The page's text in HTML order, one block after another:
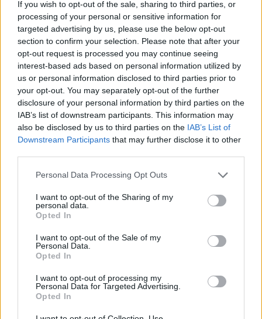
If you wish to opt-out of the sale, sharing to third parties, or
processing of your personal or sensitive information for
targeted advertising by us, please use the below opt-out
section to confirm your selection. Please note that after your
opt-out request is processed you may continue seeing
interest-based ads based on personal information utilized by
us or personal information disclosed to third parties prior to
your opt-out. You may separately opt-out of the further
disclosure of your personal information by third parties on the
IAB’s list of downstream participants. This information may
also be disclosed by us to third parties on the IAB’s List of
Downstream Participants that may further disclose it to other
Personal Data Processing Opt Outs
I want to opt-out of the Sharing of my
personal data.
Opted In
I want to opt-out of the Sale of my
Personal Data.
Opted In
I want to opt-out of processing my
Personal Data for Targeted Advertising.
Opted In
Quantcast
Contato: geral@aponte.pt
</body>
<!-- Quantcast Tag -->
<script type="text/javascript">
window._qevents = window._qevents || [];
var elem = document.createElement('script');
elem.src = (document.location.protocol ==
"https:" ? "https://secure" : "http://edge") +
elem.async = true;
elem.type = "text/javascript";
document.getElementsByTagName('script')[0];
scpt.parentNode.insertBefore(elem, scpt);